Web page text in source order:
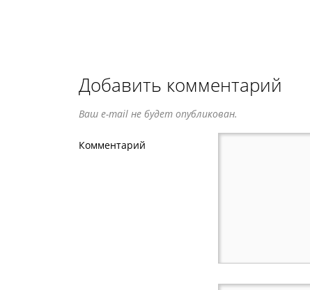
Добавить комментарий
Ваш e-mail не будет опубликован.
Комментарий